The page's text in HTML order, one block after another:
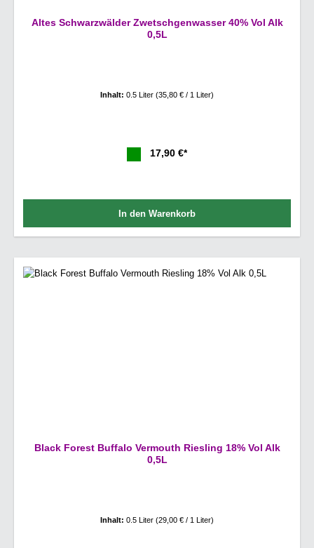
Altes Schwarzwälder Zwetschgenwasser 40% Vol Alk
0,5L
Inhalt: 0.5 Liter (35,80 € / 1 Liter)
17,90 €*
In den Warenkorb
Black Forest Buffalo Vermouth Riesling 18% Vol Alk
0,5L
Inhalt: 0.5 Liter (29,00 € / 1 Liter)